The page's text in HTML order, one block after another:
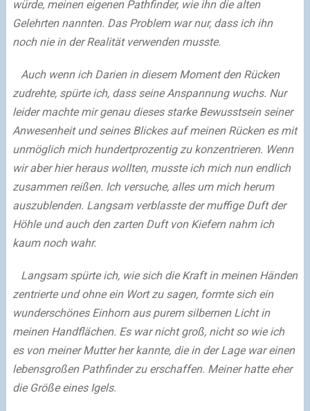
würde, meinen eigenen Pathfinder, wie ihn die alten
Gelehrten nannten. Das Problem war nur, dass ich ihn
noch nie in der Realität verwenden musste.
Auch wenn ich Darien in diesem Moment den Rücken
zudrehte, spürte ich, dass seine Anspannung wuchs. Nur
leider machte mir genau dieses starke Bewusstsein seiner
Anwesenheit und seines Blickes auf meinen Rücken es mit
unmöglich mich hundertprozentig zu konzentrieren. Wenn
wir aber hier heraus wollten, musste ich mich nun endlich
zusammen reißen. Ich versuche, alles um mich herum
auszublenden. Langsam verblasste der muffige Duft der
Höhle und auch den zarten Duft von Kiefern nahm ich
kaum noch wahr.
Langsam spürte ich, wie sich die Kraft in meinen Händen
zentrierte und ohne ein Wort zu sagen, formte sich ein
wunderschönes Einhorn aus purem silbernen Licht in
meinen Handflächen. Es war nicht groß, nicht so wie ich
es von meiner Mutter her kannte, die in der Lage war einen
lebensgroßen Pathfinder zu erschaffen. Meiner hatte eher
die Größe eines Igels.